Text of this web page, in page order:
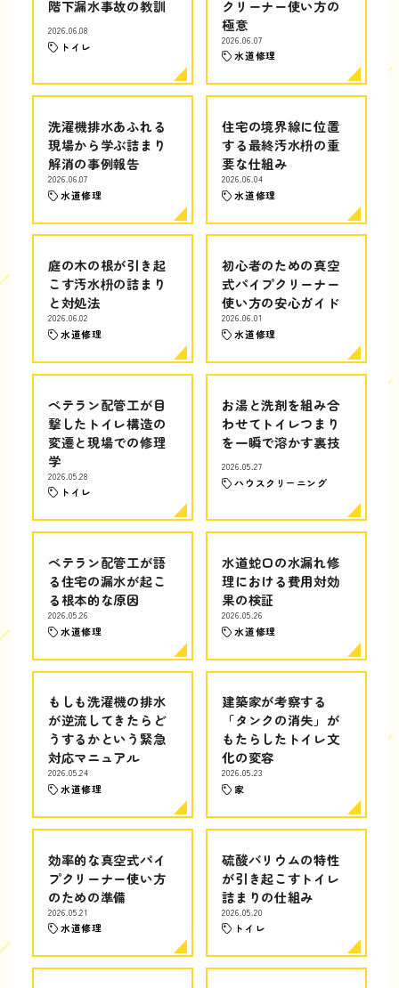
階下漏水事故の教訓
2026.06.08
トイレ
クリーナー使い方の
極意
2026.06.07
水道修理
洗濯機排水あふれる
現場から学ぶ詰まり
解消の事例報告
2026.06.07
水道修理
住宅の境界線に位置
する最終汚水枡の重
要な仕組み
2026.06.04
水道修理
庭の木の根が引き起
こす汚水枡の詰まり
と対処法
2026.06.02
水道修理
初心者のための真空
式パイプクリーナー
使い方の安心ガイド
2026.06.01
水道修理
ベテラン配管工が目
撃したトイレ構造の
変遷と現場での修理
学
2026.05.28
トイレ
お湯と洗剤を組み合
わせてトイレつまり
を一瞬で溶かす裏技
2026.05.27
ハウスクリーニング
ベテラン配管工が語
る住宅の漏水が起こ
る根本的な原因
2026.05.26
水道修理
水道蛇口の水漏れ修
理における費用対効
果の検証
2026.05.26
水道修理
もしも洗濯機の排水
が逆流してきたらど
うするかという緊急
対応マニュアル
2026.05.24
水道修理
建築家が考察する
「タンクの消失」が
もたらしたトイレ文
化の変容
2026.05.23
家
効率的な真空式パイ
プクリーナー使い方
のための準備
2026.05.21
水道修理
硫酸バリウムの特性
が引き起こすトイレ
詰まりの仕組み
2026.05.20
トイレ